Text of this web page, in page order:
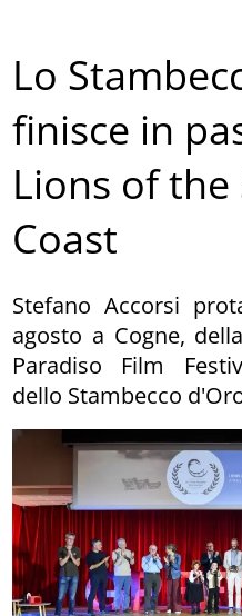
Lo
finisce in
Lions of the
Coast
Stefano Accorsi
agosto a Cogne,
Paradiso Film
dello Stambecco